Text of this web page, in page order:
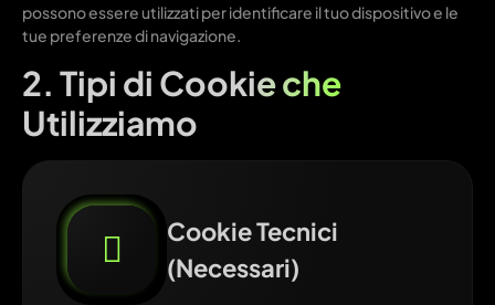
possono essere utilizzati per identificare il tuo dispositivo e le
tue preferenze di navigazione.
2. Tipi di Cookie che
Utilizziamo
Cookie Tecnici
(Necessari)